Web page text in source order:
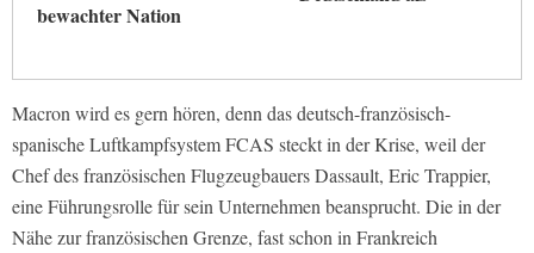
bewachter Nation
Macron wird es gern hören, denn das deutsch-französisch-
spanische Luftkampfsystem FCAS steckt in der Krise, weil der
Chef des französischen Flugzeugbauers Dassault, Eric Trappier,
eine Führungsrolle für sein Unternehmen beansprucht. Die in der
Nähe zur französischen Grenze, fast schon in Frankreich